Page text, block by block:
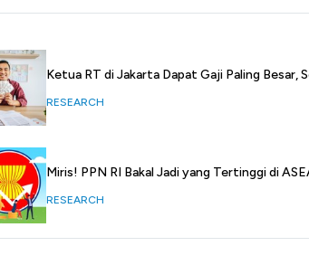
Ketua RT di Jakarta Dapat Gaji Paling Besar,
RESEARCH
Miris! PPN RI Bakal Jadi yang Tertinggi di
RESEARCH